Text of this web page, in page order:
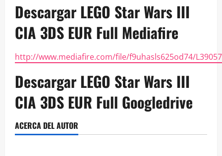
Descargar LEGO Star Wars III
CIA 3DS EUR Full Mediafire
http://www.mediafire.com/file/f9uhasls625od74/
Descargar LEGO Star Wars III
CIA 3DS EUR Full Googledrive
ACERCA DEL AUTOR